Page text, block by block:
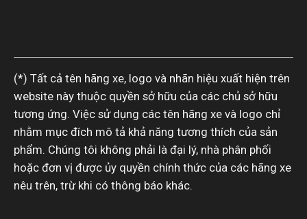
(*) Tất cả tên hãng xe, logo và nhãn hiệu xuất hiện trên
website này thuộc quyền sở hữu của các chủ sở hữu
tương ứng. Việc sử dụng các tên hãng xe và logo chỉ
nhằm mục đích mô tả khả năng tương thích của sản
phẩm. Chúng tôi không phải là đại lý, nhà phân phối
hoặc đơn vị được ủy quyền chính thức của các hãng xe
nêu trên, trừ khi có thông báo khác.